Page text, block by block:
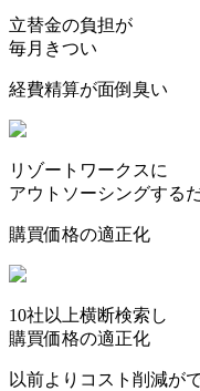
立替金の負担が
毎月きつい
経費精算が面倒臭い
リゾートワークスに
アウトソーシングする
購買価格の適正化
10社以上横断検索し
購買価格の適正化
以前よりコスト削減が